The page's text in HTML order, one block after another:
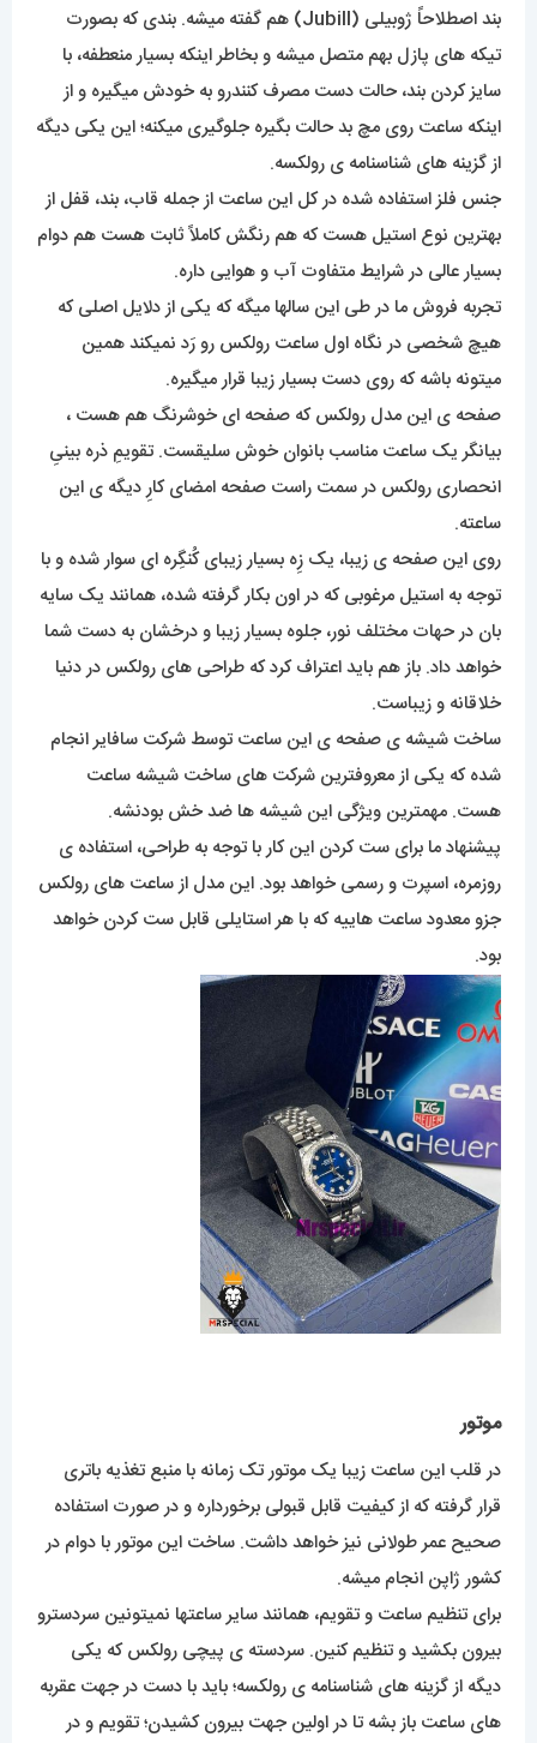
بند اصطلاحاً ژوبیلی (Jubill) هم گفته میشه. بندی که بصورت
تیکه های پازل بهم متصل میشه و بخاطر اینکه بسیار منعطفه، با
سایز کردن بند، حالت دست مصرف کنندرو به خودش میگیره و از
اینکه ساعت روی مچ بد حالت بگیره جلوگیری میکنه؛ این یکی دیگه
از گزینه های شناسنامه ی رولکسه.
جنس فلز استفاده شده در کل این ساعت از جمله قاب، بند، قفل از
بهترین نوع استیل هست که هم رنگش کاملاً ثابت هست هم دوام
بسیار عالی در شرایط متفاوت آب و هوایی داره.
تجربه فروش ما در طی این سالها میگه که یکی از دلایل اصلی که
هیچ شخصی در نگاه اول ساعت رولکس رو رَد نمیکند همین
میتونه باشه که روی دست بسیار زیبا قرار میگیره.
صفحه ی این مدل رولکس که صفحه ای خوشرنگ هم هست ،
بیانگر یک ساعت مناسب بانوان خوش سلیقست. تقویمِ ذره بینیِ
انحصاری رولکس در سمت راست صفحه امضای کارِ دیگه ی این
ساعته.
روی این صفحه ی زیبا، یک زِه بسیار زیبای کُنگِره ای سوار شده و با
توجه به استیل مرغوبی که در اون بکار گرفته شده، همانند یک سایه
بان در حهات مختلف نور، جلوه بسیار زیبا و درخشان به دست شما
خواهد داد. باز هم باید اعتراف کرد که طراحی های رولکس در دنیا
خلاقانه و زیباست.
ساخت شیشه ی صفحه ی این ساعت توسط شرکت سافایر انجام
شده که یکی از معروفترین شرکت های ساخت شیشه ساعت
هست. مهمترین ویژگی این شیشه ها ضد خش بودنشه.
پیشنهاد ما برای ست کردن این کار با توجه به طراحی، استفاده ی
روزمره، اسپرت و رسمی خواهد بود. این مدل از ساعت های رولکس
جزو معدود ساعت هاییه که با هر استایلی قابل ست کردن خواهد
بود.
موتور
در قلب این ساعت زیبا یک موتور تک زمانه با منبع تغذیه باتری
قرار گرفته که از کیفیت قابل قبولی برخورداره و در صورت استفاده
صحیح عمر طولانی نیز خواهد داشت. ساخت این موتور با دوام در
کشور ژاپن انجام میشه.
برای تنظیم ساعت و تقویم، همانند سایر ساعتها نمیتونین سردسترو
بیرون بکشید و تنظیم کنین. سردسته ی پیچی رولکس که یکی
دیگه از گزینه های شناسنامه ی رولکسه؛ باید با دست در جهت عقربه
های ساعت باز بشه تا در اولین جهت بیرون کشیدن؛ تقویم و در